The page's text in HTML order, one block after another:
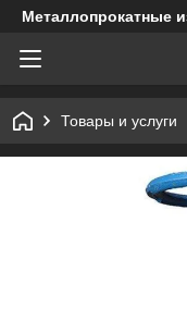
Металлопрокатные
Товары и услуги